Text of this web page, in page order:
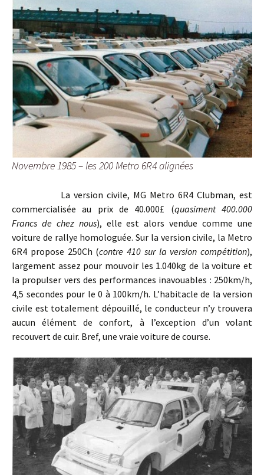
Novembre 1985 – les 200 Metro 6R4 alignées
La version civile, MG Metro 6R4 Clubman, est
commercialisée au prix de 40.000£ (quasiment 400.000
Francs de chez nous), elle est alors vendue comme une
voiture de rallye homologuée. Sur la version civile, la Metro
6R4 propose 250Ch (contre 410 sur la version compétition),
largement assez pour mouvoir les 1.040kg de la voiture et
la propulser vers des performances inavouables : 250km/h,
4,5 secondes pour le 0 à 100km/h. L’habitacle de la version
civile est totalement dépouillé, le conducteur n’y trouvera
aucun élément de confort, à l’exception d’un volant
recouvert de cuir. Bref, une vraie voiture de course.